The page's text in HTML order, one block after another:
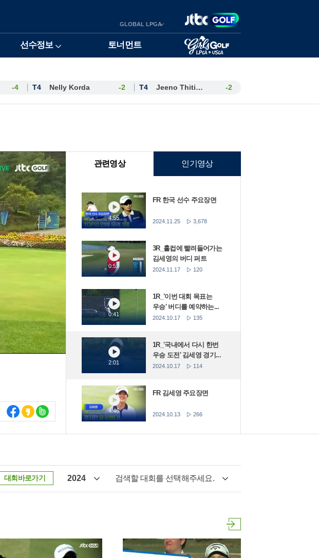
GLOBAL LPGA
선수정보 토너먼트
-4 T4 Nelly Korda -2 T4 Jeeno Thitikul -2
관련영상 인기영상
4:55
FR 한국 선수 주요장면
2024.11.25 3,678
0:59
3R_홀컵에 빨려들어가는
김세영의 버디 퍼트
2024.11.17 120
0:41
1R_'이번 대회 목표는
우승' 버디를 예약하는...
2024.10.17 135
2:01
1R_'국내에서 다시 한번
우승 도전' 김세영 경기...
2024.10.17 114
4:46
FR 김세영 주요장면
2024.10.13 266
대회바로가기 2024 검색할 대회를 선택해주세요.